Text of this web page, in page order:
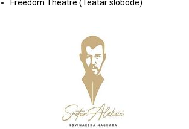
Freedom Theatre (Teatar slobode)